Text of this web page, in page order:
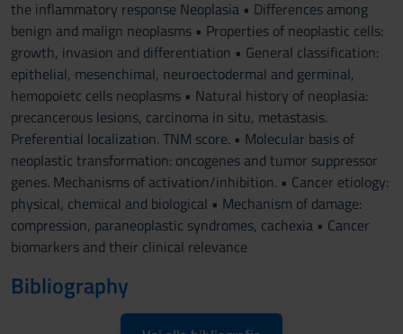
the inflammatory response Neoplasia • Differences among
benign and malign neoplasms • Properties of neoplastic cells:
growth, invasion and differentiation • General classification:
epithelial, mesenchimal, neuroectodermal and germinal,
hemopoietc cells neoplasms • Natural history of neoplasia:
precancerous lesions, carcinoma in situ, metastasis.
Preferential localization. TNM score. • Molecular basis of
neoplastic transformation: oncogenes and tumor suppressor
genes. Mechanisms of activation/inhibition. • Cancer etiology:
physical, chemical and biological • Mechanism of damage:
compression, paraneoplastic syndromes, cachexia • Cancer
biomarkers and their clinical relevance
Bibliography